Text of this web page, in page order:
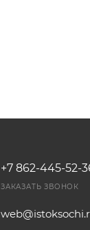
+7 862-445-52-
ЗАКАЗАТЬ ЗВОНОК